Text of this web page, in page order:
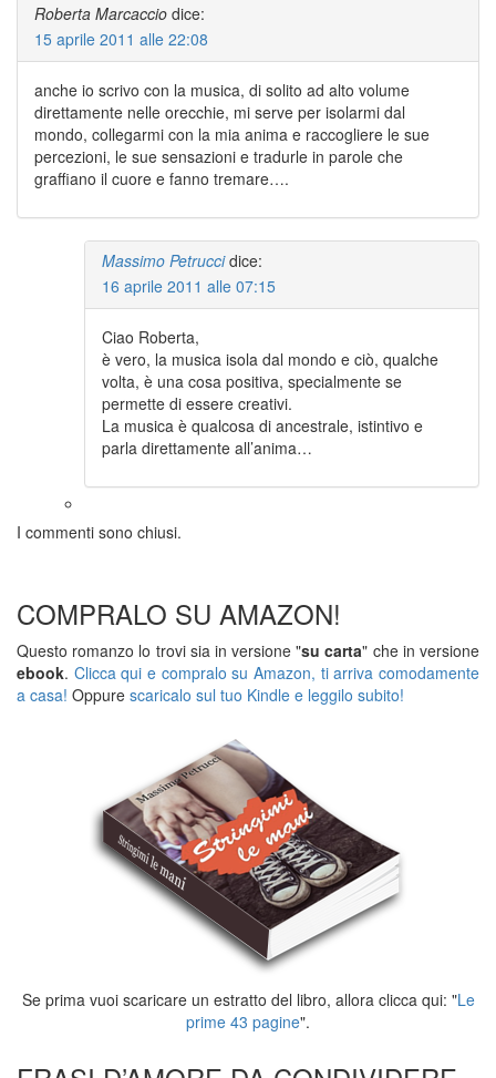
Roberta Marcaccio dice:
15 aprile 2011 alle 22:08
anche io scrivo con la musica, di solito ad alto volume
direttamente nelle orecchie, mi serve per isolarmi dal
mondo, collegarmi con la mia anima e raccogliere le sue
percezioni, le sue sensazioni e tradurle in parole che
graffiano il cuore e fanno tremare….
Massimo Petrucci dice:
16 aprile 2011 alle 07:15
Ciao Roberta,
è vero, la musica isola dal mondo e ciò, qualche
volta, è una cosa positiva, specialmente se
permette di essere creativi.
La musica è qualcosa di ancestrale, istintivo e
parla direttamente all’anima…
I commenti sono chiusi.
COMPRALO SU AMAZON!
Questo romanzo lo trovi sia in versione "su carta" che in versione
ebook. Clicca qui e compralo su Amazon, ti arriva comodamente
a casa! Oppure scaricalo sul tuo Kindle e leggilo subito!
Se prima vuoi scaricare un estratto del libro, allora clicca qui: "Le
prime 43 pagine".